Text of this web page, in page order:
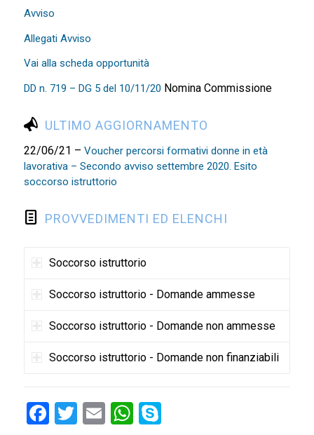
Avviso
Allegati Avviso
Vai alla scheda opportunità
DD n. 719 – DG 5 del 10/11/20 Nomina Commissione
ULTIMO AGGIORNAMENTO
22/06/21 – Voucher percorsi formativi donne in età
lavorativa – Secondo avviso settembre 2020. Esito
soccorso istruttorio
PROVVEDIMENTI ED ELENCHI
Soccorso istruttorio
Soccorso istruttorio - Domande ammesse
Soccorso istruttorio - Domande non ammesse
Soccorso istruttorio - Domande non finanziabili
FacebookTwitter Email WhatsApp